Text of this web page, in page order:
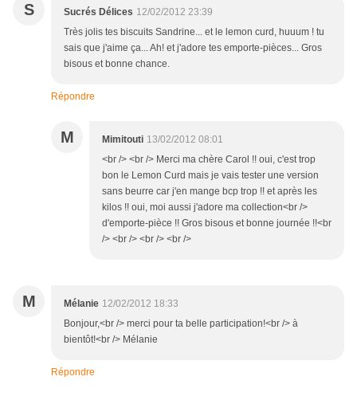
S Sucrés Délices 12/02/2012 23:39
Très jolis tes biscuits Sandrine... et le lemon curd, huuum ! tu
sais que j'aime ça... Ah! et j'adore tes emporte-pièces... Gros
bisous et bonne chance.
Répondre
M Mimitouti 13/02/2012 08:01
<br /> <br /> Merci ma chère Carol !! oui, c'est trop
bon le Lemon Curd mais je vais tester une version
sans beurre car j'en mange bcp trop !! et après les
kilos !! oui, moi aussi j'adore ma collection<br />
d'emporte-pièce !! Gros bisous et bonne journée !!<br
/> <br /> <br /> <br />
M Mélanie 12/02/2012 18:33
Bonjour,<br /> merci pour ta belle participation!<br /> à
bientôt!<br /> Mélanie
Répondre